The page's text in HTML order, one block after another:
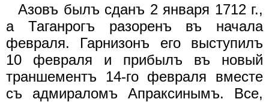
Азовъ былъ сданъ 2 января 1712 г.,
а Таганрогъ разоренъ въ начала
февраля. Гарнизонъ его выступилъ
10 февраля и прибылъ въ новый
траншементъ 14-го февраля вместе
съ адмираломъ Апраксинымъ. Все,